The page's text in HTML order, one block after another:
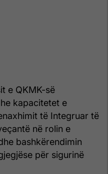
e QKMK-së
kapacitetet e
të Integruar të
në rolin e
bashkërendimin
për sigurinë